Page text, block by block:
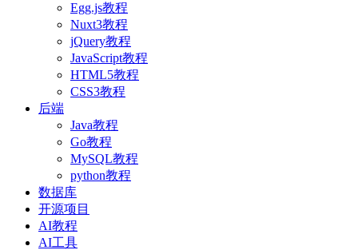
Egg.js教程
Nuxt3教程
jQuery教程
JavaScript教程
HTML5教程
CSS3教程
后端
Java教程
Go教程
MySQL教程
python教程
数据库
开源项目
AI教程
AI工具